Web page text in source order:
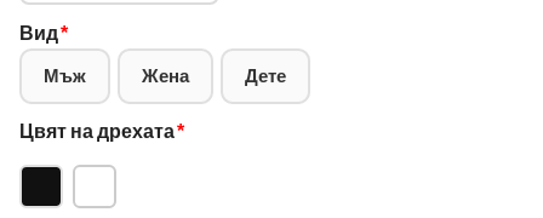
Вид*
Мъж Жена Дете
Цвят на дрехата*